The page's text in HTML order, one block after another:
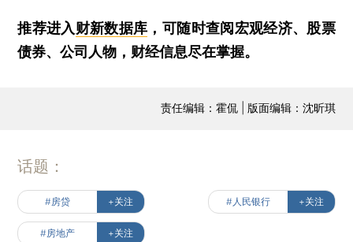
推荐进入财新数据库 ，可随时查阅宏观经济、股票
债券、公司人物，财经信息尽在掌握。
责任编辑：霍侃 | 版面编辑：沈昕琪
话题：
#房贷 +关注 #人民银行 +关注
#房地产 +关注